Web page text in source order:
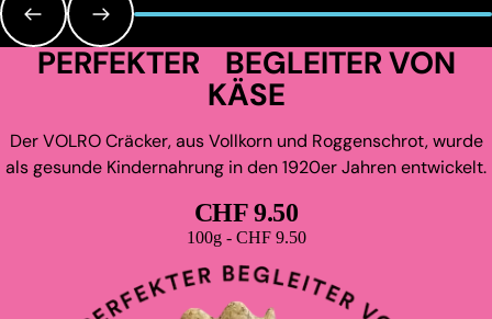
PERFEKTER BEGLEITER VON
KÄSE
Der VOLRO Cräcker, aus Vollkorn und Roggenschrot, wurde
als gesunde Kindernahrung in den 1920er Jahren entwickelt.
CHF 9.50
Grundpreis
100g - CHF 9.50